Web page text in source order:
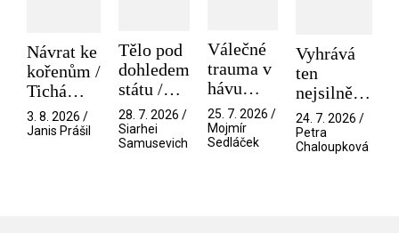
Návrat ke
kořenům /
Tichá
přítelkyně
3. 8. 2026 /
Janis Prášil
Tělo pod
dohledem
státu /
Pramen
28. 7. 2026 /
Siarhei
Samusevich
Válečné
trauma v
hávu
spektáklu
/ Odyssea
25. 7. 2026 /
Mojmír
Sedláček
Vyhrává
ten
nejsilnější
/ V nitru
manosféry
24. 7. 2026 /
Petra
Chaloupková